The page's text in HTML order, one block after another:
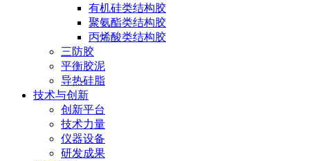
有机硅类结构胶
聚氨酯类结构胶
丙烯酸类结构胶
三防胶
平衡胶泥
导热硅脂
技术与创新
创新平台
技术力量
仪器设备
研发成果